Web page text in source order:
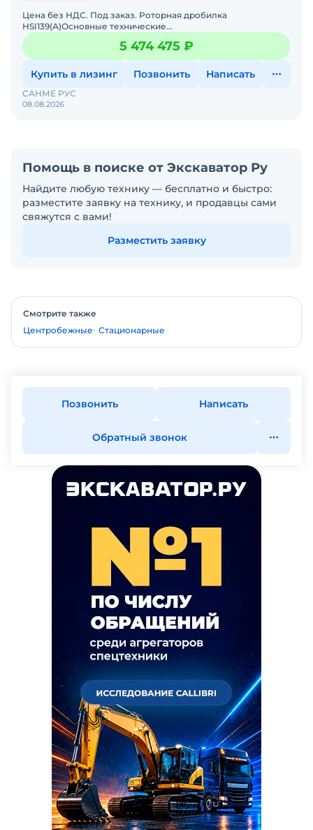
Цена без НДС. Под заказ. Роторная дробилка
HSI139(А)Основные технические
характеристики:Электродвигатель, мощность 160 кВт
Производительность – до 150 т/
5 474 475 ₽
Купить в лизинг Позвонить Написать
08.08.2026
САНМЕ РУС
Помощь в поиске от Экскаватор Ру
Найдите любую технику — бесплатно и быстро:
разместите заявку на технику, и продавцы сами
свяжутся с вами!
Разместить заявку
Смотрите также
Центробежные Стационарные
Позвонить Написать
Обратный звонок